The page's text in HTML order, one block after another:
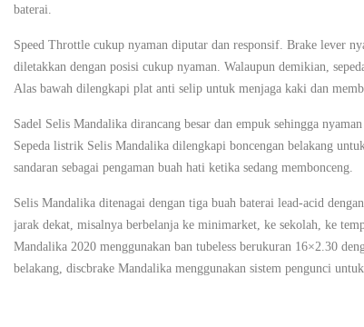
baterai.
Speed Throttle cukup nyaman diputar dan responsif. Brake lever
diletakkan dengan posisi cukup nyaman. Walaupun demikian,
Alas bawah dilengkapi plat anti selip untuk menjaga kaki dan
Sadel Selis Mandalika dirancang besar dan empuk sehingga
Sepeda listrik Selis Mandalika dilengkapi boncengan belakang
sandaran sebagai pengaman buah hati ketika sedang membonceng.
Selis Mandalika ditenagai dengan tiga buah baterai lead-acid
jarak dekat, misalnya berbelanja ke minimarket, ke sekolah, ke
Mandalika 2020 menggunakan ban tubeless berukuran 16×2.30
belakang, discbrake Mandalika menggunakan sistem pengunci